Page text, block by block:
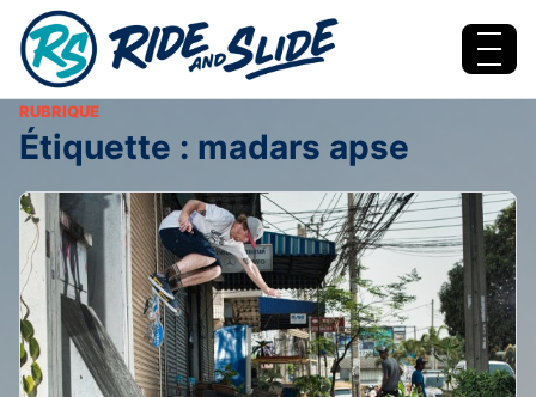
Aller au contenu
Menu
RUBRIQUE
Étiquette : madars apse